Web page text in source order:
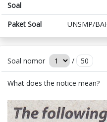
Soal
Paket Soal UNSMP/
Soal nomor / 50
What does the notice mean?